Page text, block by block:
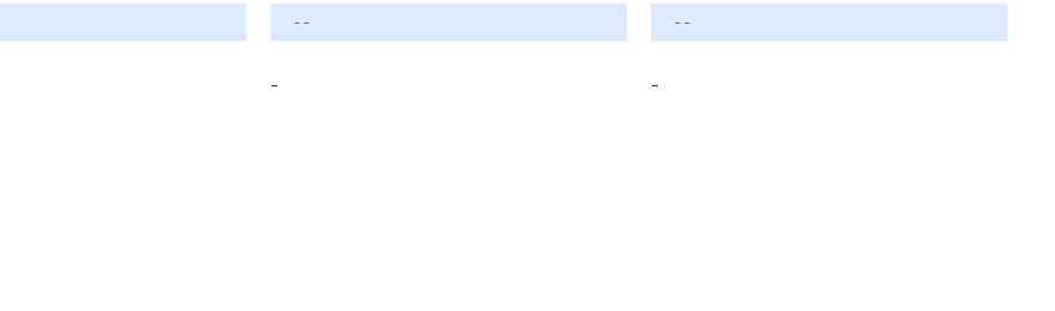
- - - -
- -